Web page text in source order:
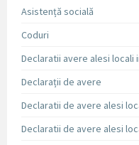
Asistență socială
Coduri
Declaratii avere alesi locali
Declarații de avere
Declaratii de avere alesi
Declaratii de avere alesi